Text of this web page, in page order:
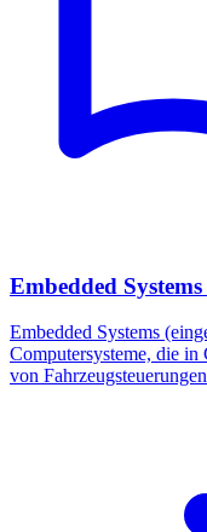
Embedded
Embedded Systems
Computersysteme, die
von